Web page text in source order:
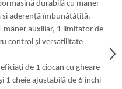
durabilă cu maner
aderență îmbunătățită.
mâner auxiliar, 1 limitator de
control și versatilitate
de 1 ciocan cu gheare
1 cheie ajustabilă de 6 inchi